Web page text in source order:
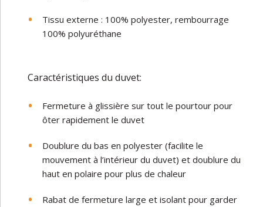
Tissu externe : 100% polyester, rembourrage
100% polyuréthane
Caractéristiques du duvet:
Fermeture à glissière sur tout le pourtour pour
ôter rapidement le duvet
Doublure du bas en polyester (facilite le
mouvement à l’intérieur du duvet) et doublure du
haut en polaire pour plus de chaleur
Rabat de fermeture large et isolant pour garder